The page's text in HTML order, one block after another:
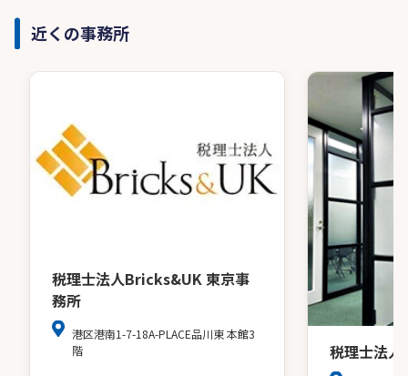
近くの事務所
税理士法人Bricks&UK 東京事
務所
港区港南1-7-18A-PLACE品川東 本館3
階
税理士法人